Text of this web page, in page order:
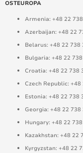
OSTEUROPA
Armenia: +48 22
Azerbaijan: +48 22
Belarus: +48 22 738
Bulgaria: +48 22
Croatia: +48 22 738
Czech Republic: +48
Estonia: +48 22 738
Georgia: +48 22 738
Hungary: +48 22
Kazakhstan: +48 22
Kyrgyzstan: +48 22